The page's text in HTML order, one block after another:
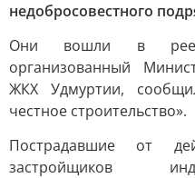
недобросовестного
Они вошли в
организованный
ЖКХ Удмуртии,
честное строительство».
Пострадавшие от
застройщиков